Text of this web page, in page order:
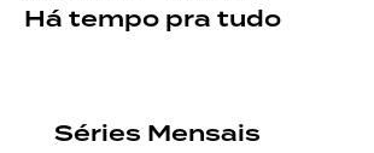
Há tempo pra tudo
Séries Mensais